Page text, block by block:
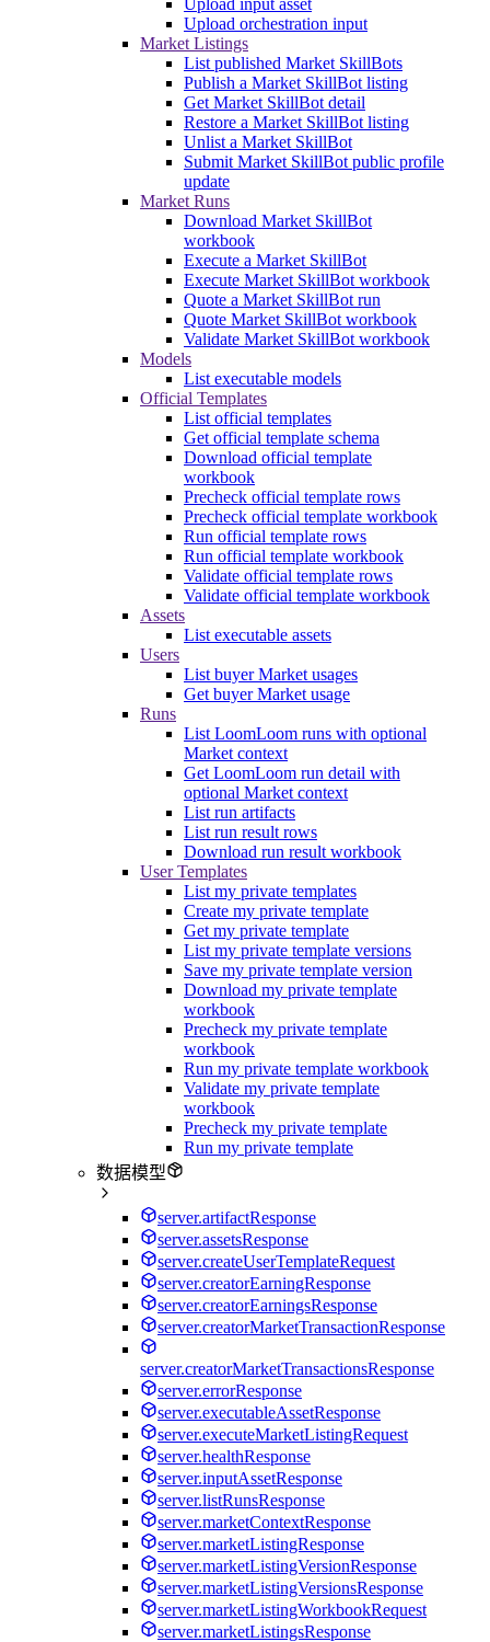
Upload orchestration input
Market Listings
List published Market SkillBots
Publish a Market SkillBot listing
Get Market SkillBot detail
Restore a Market SkillBot listing
Unlist a Market SkillBot
Submit Market SkillBot public profile
update
Market Runs
Download Market SkillBot
workbook
Execute a Market SkillBot
Execute Market SkillBot workbook
Quote a Market SkillBot run
Quote Market SkillBot workbook
Validate Market SkillBot workbook
Models
List executable models
Official Templates
List official templates
Get official template schema
Download official template
workbook
Precheck official template rows
Precheck official template workbook
Run official template rows
Run official template workbook
Validate official template rows
Validate official template workbook
Assets
List executable assets
Users
List buyer Market usages
Get buyer Market usage
Runs
List LoomLoom runs with optional
Market context
Get LoomLoom run detail with
optional Market context
List run artifacts
List run result rows
Download run result workbook
User Templates
List my private templates
Create my private template
Get my private template
List my private template versions
Save my private template version
Download my private template
workbook
Precheck my private template
workbook
Run my private template workbook
Validate my private template
workbook
Precheck my private template
Run my private template
数据模型
server.artifactResponse
server.assetsResponse
server.createUserTemplateRequest
server.creatorEarningResponse
server.creatorEarningsResponse
server.creatorMarketTransactionResponse
server.creatorMarketTransactionsResponse
server.errorResponse
server.executableAssetResponse
server.executeMarketListingRequest
server.healthResponse
server.inputAssetResponse
server.listRunsResponse
server.marketContextResponse
server.marketListingResponse
server.marketListingVersionResponse
server.marketListingVersionsResponse
server.marketListingWorkbookRequest
server.marketListingsResponse